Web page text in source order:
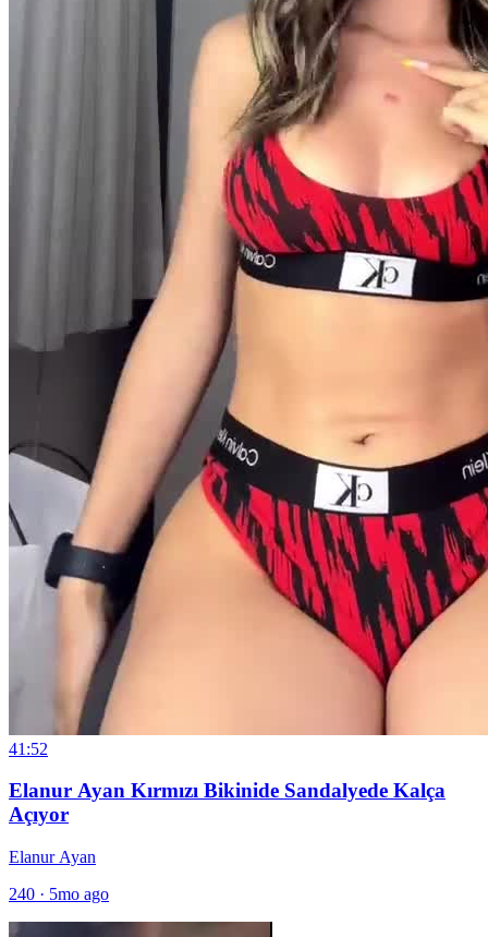
41:52
Elanur Ayan Kırmızı Bikinide Sandalyede Kalça
Açıyor
Elanur Ayan
240 · 5mo ago